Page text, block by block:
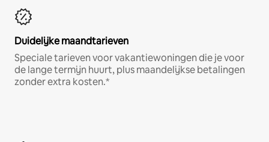
Duidelijke maandtarieven
Speciale tarieven voor vakantiewoningen die je voor
de lange termijn huurt, plus maandelijkse betalingen
zonder extra kosten.*